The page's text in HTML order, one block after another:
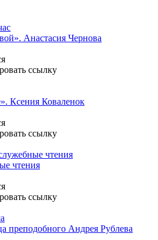
Анастасия Чернова
Ксения Коваленок
чтения
чтения
преподобного Андрея Рублева